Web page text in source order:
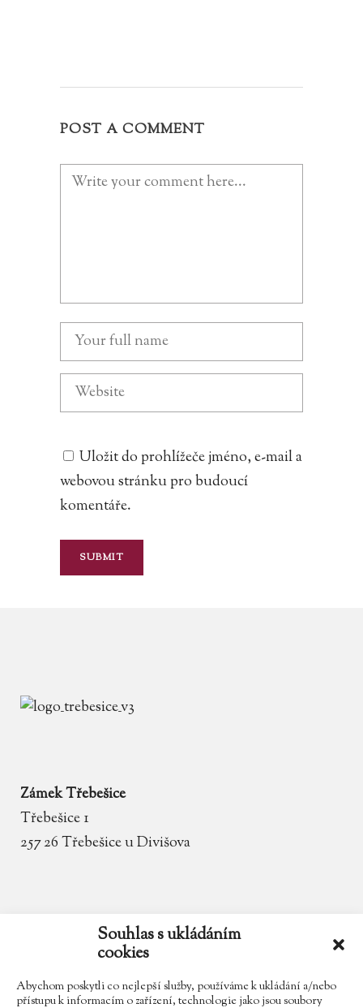
Souhlas s ukládáním
cookies
Abychom poskytli co nejlepší služby, používáme k ukládání a/nebo
přístupu k informacím o zařízení, technologie jako jsou soubory
POST A COMMENT
Uložit do prohlížeče jméno, e-mail a
webovou stránku pro budoucí
komentáře.
Zámek Třebešice
Třebešice 1
257 26 Třebešice u Divišova
zamek.trebesice@volny.cz
602 354 467